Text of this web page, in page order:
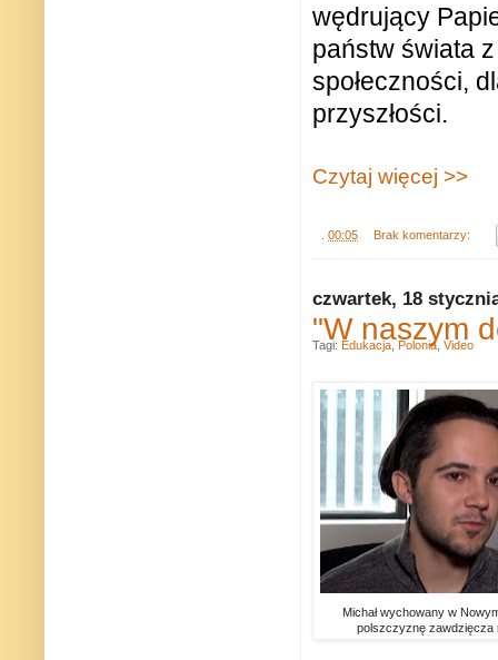
wędrujący
państw świata
społeczności,
przyszłości.
Czytaj więcej >>
00:05 Brak komentarzy:
czwartek, 18
"W naszym
Michał wychowany w
polszczyznę zawdzięcza
Tagi: Edukacja Polonia Video